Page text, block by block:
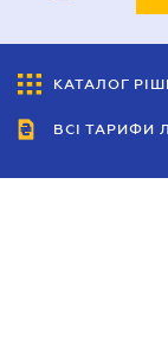
КАТАЛОГ
ВСІ ТАРИФИ